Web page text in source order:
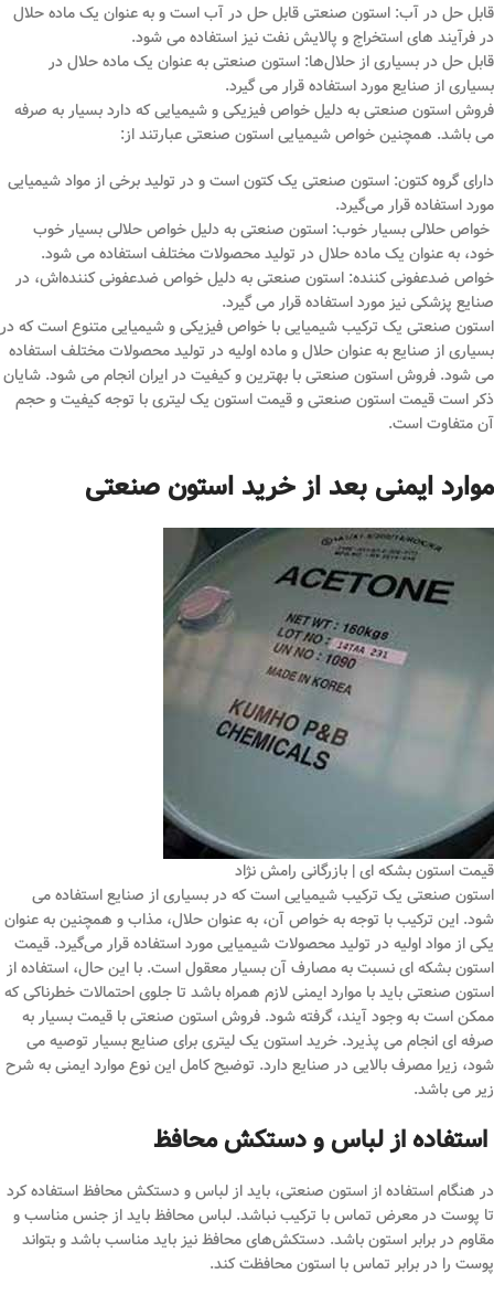
قابل حل در آب: استون صنعتی قابل حل در آب است و به عنوان یک ماده حلال
در فرآیند های استخراج و پالایش نفت نیز استفاده می‌ شود.
قابل حل در بسیاری از حلال‌ها: استون صنعتی به عنوان یک ماده حلال در
بسیاری از صنایع مورد استفاده قرار می‌ گیرد.
فروش استون صنعتی به دلیل خواص فیزیکی و شیمیایی که دارد بسیار به صرفه
می باشد. همچنین خواص شیمیایی استون صنعتی عبارتند از:
دارای گروه کتون: استون صنعتی یک کتون است و در تولید برخی از مواد شیمیایی
مورد استفاده قرار می‌گیرد.
خواص حلالی بسیار خوب: استون صنعتی به دلیل خواص حلالی بسیار خوب
خود، به عنوان یک ماده حلال در تولید محصولات مختلف استفاده می ‌شود.
خواص ضدعفونی کننده: استون صنعتی به دلیل خواص ضدعفونی کننده‌اش، در
صنایع پزشکی نیز مورد استفاده قرار می گیرد.
استون صنعتی یک ترکیب شیمیایی با خواص فیزیکی و شیمیایی متنوع است که در
بسیاری از صنایع به عنوان حلال و ماده اولیه در تولید محصولات مختلف استفاده
می ‌شود. فروش استون صنعتی با بهترین و کیفیت در ایران انجام می شود. شایان
ذکر است قیمت استون صنعتی و قیمت استون یک لیتری با توجه کیفیت و حجم
آن متفاوت است.
موارد ایمنی بعد از خرید استون صنعتی
قیمت استون بشکه ای | بازرگانی رامش نژاد
استون صنعتی یک ترکیب شیمیایی است که در بسیاری از صنایع استفاده می
‌شود. این ترکیب با توجه به خواص آن، به عنوان حلال، مذاب و همچنین به عنوان
یکی از مواد اولیه در تولید محصولات شیمیایی مورد استفاده قرار می‌گیرد. قیمت
استون بشکه ای نسبت به مصارف آن بسیار معقول است. با این حال، استفاده از
استون صنعتی باید با موارد ایمنی لازم همراه باشد تا جلوی احتمالات خطرناکی که
ممکن است به وجود آیند، گرفته شود. فروش استون صنعتی با قیمت بسیار به
صرفه ای انجام می پذیرد. خرید استون یک لیتری برای صنایع بسیار توصیه می
شود، زیرا مصرف بالایی در صنایع دارد. توضیح کامل این نوع موارد ایمنی به شرح
زیر می باشد.
استفاده از لباس و دستکش محافظ
در هنگام استفاده از استون صنعتی، باید از لباس و دستکش محافظ استفاده کرد
تا پوست در معرض تماس با ترکیب نباشد. لباس محافظ باید از جنس مناسب و
مقاوم در برابر استون باشد. دستکش‌های محافظ نیز باید مناسب باشد و بتواند
پوست را در برابر تماس با استون محافظت کند.